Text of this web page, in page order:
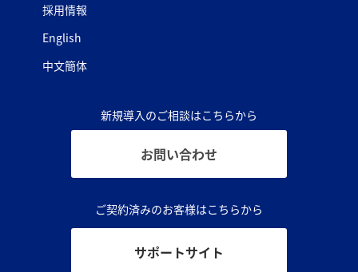
採用情報
English
中文簡体
新規導入のご相談はこちらから
お問い合わせ
ご契約済みのお客様はこちらから
サポートサイト